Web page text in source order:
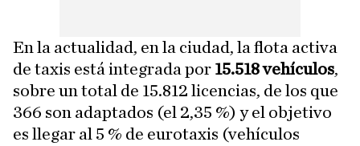
En la actualidad, en la ciudad, la flota activa
de taxis está integrada por 15.518 vehículos,
sobre un total de 15.812 licencias, de los que
366 son adaptados (el 2,35 %) y el objetivo
es llegar al 5 % de eurotaxis (vehículos